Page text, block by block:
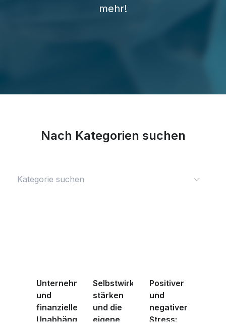
mehr!
Nach Kategorien suchen
Unternehmertum
und
finanzielle
Unabhängigkeit
Selbstwirksamkeit
stärken
und die
eigene
Positiver
und
negativer
Stress: